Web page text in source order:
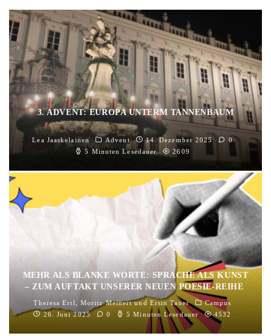
3. ADVENT: EUROPA UNTERM TANNENBAUM
Lea Jaaskelainen Advent 14. Dezember 2025
0
5 Minuten Lesedauer
2609
MEHR ALS BLANKE WORTE: SPRACHE ALS KUNST
– ZUM AUFTAKT UNSERER NEUEN POESIE-REIHE
Theresa Ertl Moritz MeinertundErsin Taner
Campus
26. Juni 2025
0 5 Minuten Lesedauer 4532